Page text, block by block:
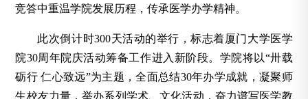
竞答中重温学院发展历程，传承医学办学精神。
此次倒计时300天活动的举行，标志着厦门大学医学
院30周年院庆活动筹备工作进入新阶段。学院将以“卅载
砺行 仁心致远”为主题，全面总结30年办学成就，凝聚师
生校友力量，举办系列学术、文化活动，奋力谱写医学教